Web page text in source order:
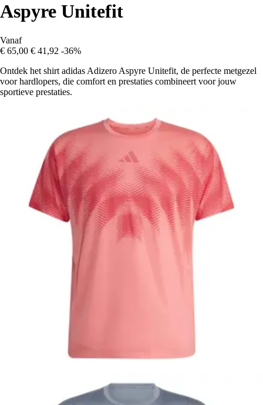
Aspyre Unitefit
Vanaf
€ 65,00 € 41,92 -36%
Ontdek het shirt adidas Adizero Aspyre Unitefit, de perfecte metgezel
voor hardlopers, die comfort en prestaties combineert voor jouw
sportieve prestaties.